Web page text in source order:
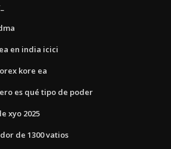
en india icici
kore ea
es qué tipo de poder
xyo 2025
de 1300 vatios